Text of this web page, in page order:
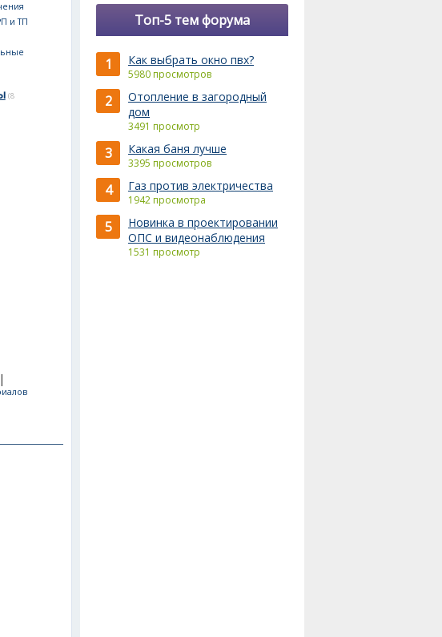
и ТП
(8
|
Топ-5 тем форума
1 Как выбрать окно пвх?
5980 просмотров
2
Отопление в загородный
дом
3491 просмотр
3 Какая баня лучше
3395 просмотров
4 Газ против электричества
1942 просмотра
5
Новинка в проектировании
ОПС и видеонаблюдения
1531 просмотр